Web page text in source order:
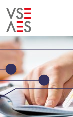
Salta
al
contenuto
principale